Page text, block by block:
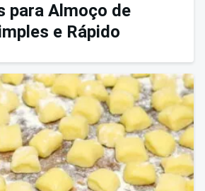
para Almoço de
e Rápido